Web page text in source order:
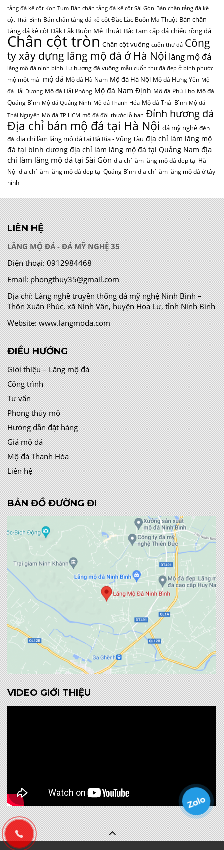
tảng đá kê cột Kon Tum Bán chân tảng đá kê cột Sài Gòn Bán chân tảng đá kê
cột Thái Bình Bán chân tảng đá kê cột Đắc Lắc Buôn Ma Thuột Bán chân
tảng đá kê cột Đắk Lắk Buôn Mê Thuật Bậc tam cấp đá chiếu rồng đá
Chân cột tròn Chân cột vuông cuốn thư đá Công
ty xây dựng lăng mộ đá ở Hà Nội lăng mộ đá
lăng mộ đá ninh bình Lư hương đá vuông mẫu cuốn thư đá đẹp ở bình phước
mộ một mái mộ đá Mộ đá Hà Nam Mộ đá Hà Nội Mộ đá Hưng Yên Mộ
đá Hải Dương Mộ đá Hải Phòng Mộ đá Nam Định Mộ đá Phú Thọ Mộ đá
Quảng Bình Mộ đá Quảng Ninh Mộ đá Thanh Hóa Mộ đá Thái Bình Mộ đá
Thái Nguyên Mộ đá TP HCM mộ đá đôi thước lỗ ban Đỉnh hương đá
Địa chỉ bán mộ đá tại Hà Nội đá mỹ nghệ đèn
đá địa chỉ làm lăng mộ đá tại Bà Rịa - Vũng Tàu địa chỉ làm lăng mộ
đá tại bình dương địa chỉ làm lăng mộ đá tại Quảng Nam địa
chỉ làm lăng mộ đá tại Sài Gòn địa chỉ làm lăng mộ đá đẹp tại Hà
Nội địa chỉ làm lăng mộ đá đẹp tại Quảng Bình địa chỉ làm lăng mộ đá ở tây
ninh
LIÊN HỆ
LĂNG MỘ ĐÁ - ĐÁ MỸ NGHỆ 35
Điện thoại: 0912984468
Email: phongthuy35@gmail.com
Địa chỉ:Làng nghề truyền thống đá mỹ nghệ Ninh Bình –
Thôn Xuân Phúc, xã Ninh Vân, huyện Hoa Lư, tỉnh Ninh Bình
Website: www.langmoda.com
ĐIỀU HƯỚNG
Giới thiệu – Lăng mộ đá
Công trình
Tư vấn
Phong thủy mộ
Hướng dẫn đặt hàng
Giá mộ đá
Mộ đá Thanh Hóa
Liên hệ
BẢN ĐỒ ĐƯỜNG ĐI
VIDEO GIỚI THIỆU